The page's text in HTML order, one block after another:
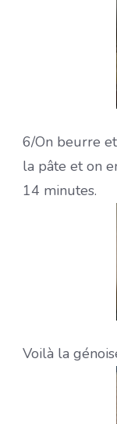
6/On beurre
la pâte et on
14 minutes.
Voilà la